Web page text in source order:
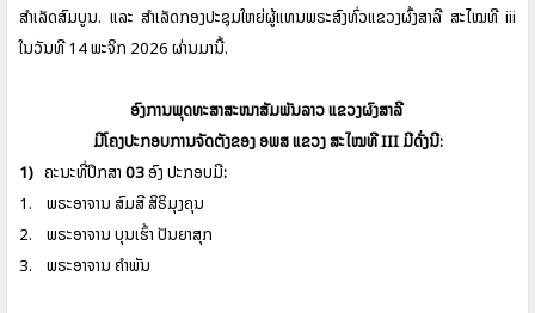
ສຳເລັດສົມບູນ. ແລະ ສໍາເລັດກອງປະຊຸມໃຫຍ່ຜູ້ແທນພຣະສົງທົ່ວແຂວງຜົ້ງສາລີ ສະໄໝທີiii
ໃນວັນທີ14ພະຈິກ 2026ຜ່ານມານີ້.
ອົງການພຸດທະສາສະໜາສັມພັນລາວແຂວງຜົ້ງສາລີ
ມີໂຄງປະກອບການຈັດຕັ້ງຂອງອພສແຂວງສະໄໝທີIIIມີດັ່ງນີ້:
1) ຄະນະທີ່ປຶກສາ03ອົງປະກອບມີ:
1. ພຣະອາຈານສົມສີສິຣິມຸງຄຸນ
2. ພຣະອາຈານບຸນເຮົ້າປັນຍາສຸກ
3. ພຣະອາຈານຄໍາພັນ